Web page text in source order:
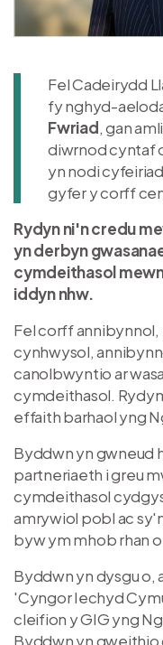
Fel Cadeirydd
fy nghyd-
Fwriad, gan
diwrnod cyntaf
yn nodi
gyfer y corff
Rydyn ni'n credu
yn derbyn
cymdeithasol
iddyn nhw.
Fel corff annibynnol,
cynhwysol,
canolbwyntio ar
cymdeithasol.
effaith barhaol yng
Byddwn yn gwneud
partneriaeth i greu
cymdeithasol
amrywiol pobl ac
byw ym mhob rhan
Byddwn yn dysgu o,
'Cyngor Iechyd
cleifion y GIG yng
Byddwn yn gweithio